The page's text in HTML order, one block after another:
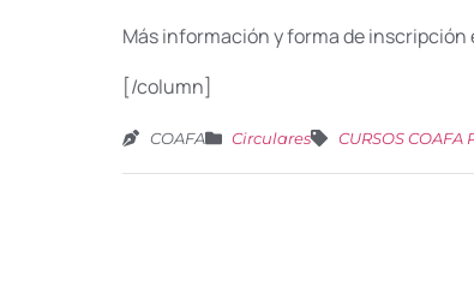
Más información y forma de
[/column]
COAFA Circulares CURSOS COAFA